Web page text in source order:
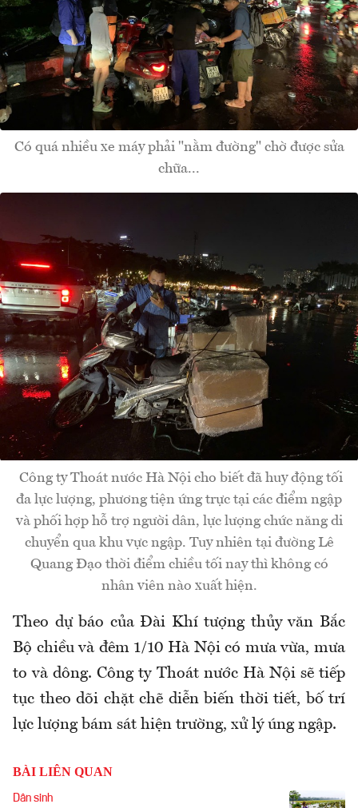
Có quá nhiều xe máy phải "nằm đường" chờ được sửa
chữa...
Công ty Thoát nước Hà Nội cho biết đã huy động tối
đa lực lượng, phương tiện ứng trực tại các điểm ngập
và phối hợp hỗ trợ người dân, lực lượng chức năng di
chuyển qua khu vực ngập. Tuy nhiên tại đường Lê
Quang Đạo thời điểm chiều tối nay thì không có
nhân viên nào xuất hiện.
Theo dự báo của Đài Khí tượng thủy văn Bắc
Bộ chiều và đêm 1/10 Hà Nội có mưa vừa, mưa
to và dông. Công ty Thoát nước Hà Nội sẽ tiếp
tục theo dõi chặt chẽ diễn biến thời tiết, bố trí
lực lượng bám sát hiện trường, xử lý úng ngập.
BÀI LIÊN QUAN
Dân sinh